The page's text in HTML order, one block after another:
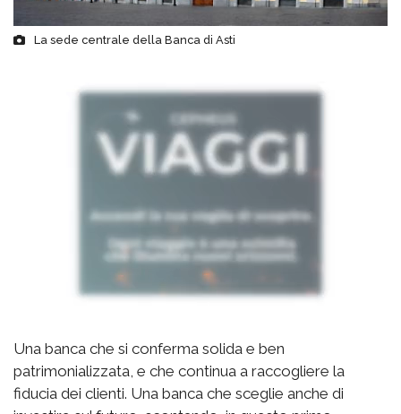
La sede centrale della Banca di Asti
Una banca che si conferma solida e ben
patrimonializzata, e che continua a raccogliere la
fiducia dei clienti. Una banca che sceglie anche di